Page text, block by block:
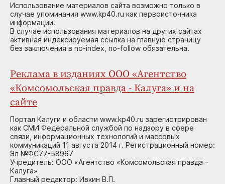
Использование материалов сайта возможно только в
случае упоминания www.kp40.ru как первоисточника
информации.
В случае использования материалов на других сайтах
активная индексируемая ссылка на главную страницу
без заключения в no-index, no-follow обязательна.
Реклама в изданиях ООО «Агентство
«Комсомольская правда - Калуга» и на
сайте
Портал Калуги и области www.kp40.ru зарегистрирован
как СМИ Федеральной службой по надзору в сфере
связи, информационных технологий и массовых
коммуникаций 11 августа 2014 г. Регистрационный номер:
Эл №ФС77-58967
Учредитель: ООО «Агентство «Комсомольская правда –
Калуга»
Главный редактор: Ивкин В.П.